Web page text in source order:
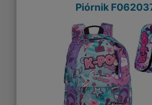
Piórnik